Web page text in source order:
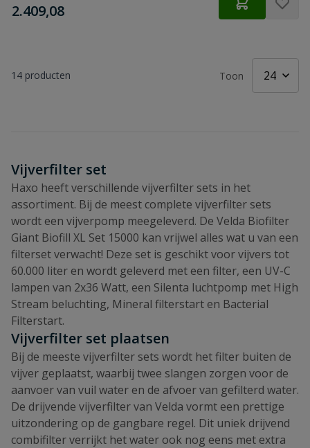
€
2.409,08
14 producten Toon
Vijverfilter set
Haxo heeft verschillende vijverfilter sets in het
assortiment. Bij de meest complete vijverfilter sets
wordt een vijverpomp meegeleverd. De Velda Biofilter
Giant Biofill XL Set 15000 kan vrijwel alles wat u van een
filterset verwacht! Deze set is geschikt voor vijvers tot
60.000 liter en wordt geleverd met een filter, een UV-C
lampen van 2x36 Watt, een Silenta luchtpomp met High
Stream beluchting, Mineral filterstart en Bacterial
Filterstart.
Vijverfilter set plaatsen
Bij de meeste vijverfilter sets wordt het filter buiten de
vijver geplaatst, waarbij twee slangen zorgen voor de
aanvoer van vuil water en de afvoer van gefilterd water.
De drijvende vijverfilter van Velda vormt een prettige
uitzondering op de gangbare regel. Dit uniek drijvend
combifilter verrijkt het water ook nog eens met extra